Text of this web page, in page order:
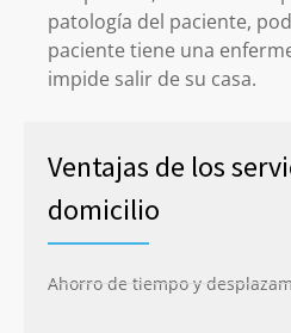
patología del paciente,
paciente tiene una
impide salir de su casa.
Ventajas de los
domicilio
Ahorro de tiempo y